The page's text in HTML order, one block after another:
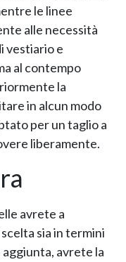
le linee
alle necessità
vestiario e
al contempo
la
in alcun modo
per un taglio a
liberamente.
avrete a
sia in termini
avrete la